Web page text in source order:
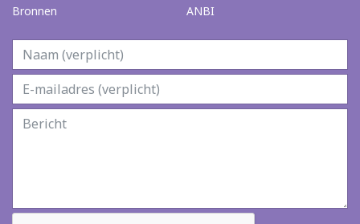
Bronnen
ANBI